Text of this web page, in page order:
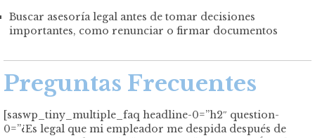
Buscar asesoría legal antes de tomar decisiones
importantes, como renunciar o firmar documentos
Preguntas Frecuentes
[saswp_tiny_multiple_faq headline-0=”h2″ question-
0=”¿Es legal que mi empleador me despida después de